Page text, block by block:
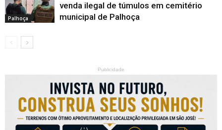
Palhoça
venda ilegal de túmulos em cemitério
municipal de Palhoça
Publicidade